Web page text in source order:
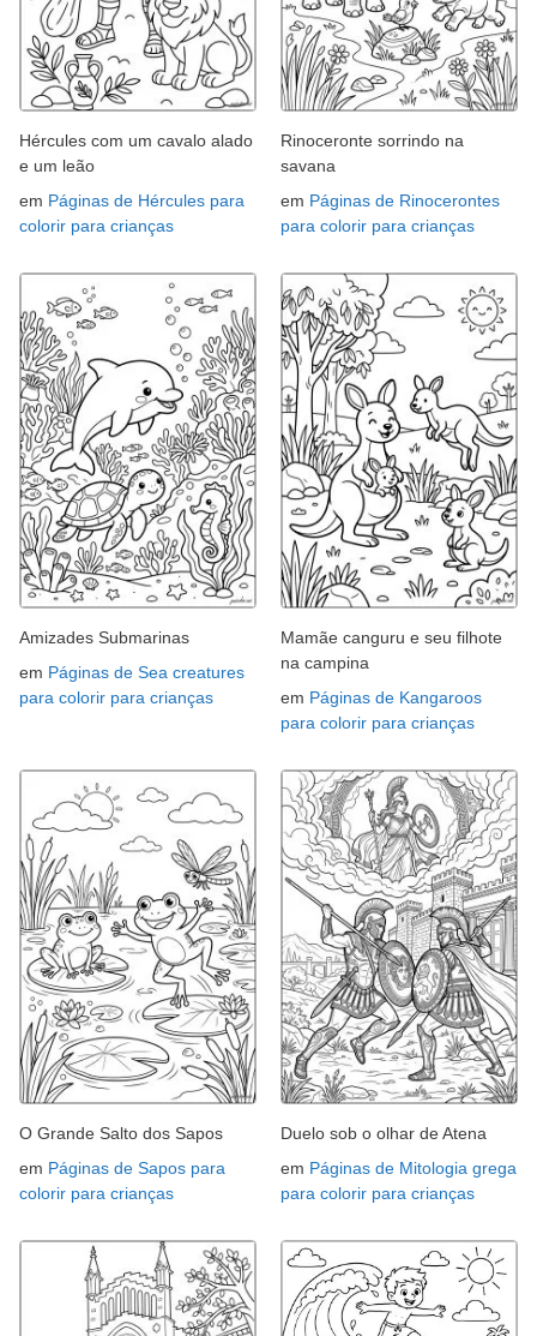
Hércules com um cavalo alado
e um leão
em Páginas de Hércules para
colorir para crianças
Rinoceronte sorrindo na
savana
em Páginas de Rinocerontes
para colorir para crianças
Amizades Submarinas
em Páginas de Sea creatures
para colorir para crianças
Mamãe canguru e seu filhote
na campina
em Páginas de Kangaroos
para colorir para crianças
O Grande Salto dos Sapos
em Páginas de Sapos para
colorir para crianças
Duelo sob o olhar de Atena
em Páginas de Mitologia grega
para colorir para crianças